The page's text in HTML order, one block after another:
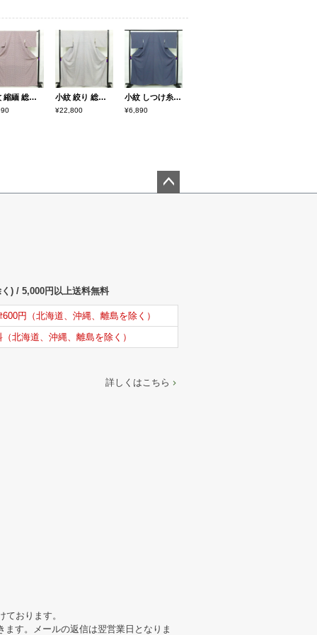
小紋 縮緬 総柄 正絹 花柄 袷仕立て 身丈167.5cm 裄丈62.5cm リサイクル着物 着物 モダン 紫・藤色 小紋 絞り 総絞り 正絹 古典柄 袷仕立て 身丈165cm 裄丈67.5cm リサイクル着物 着物 青・紺
¥22,800
小紋 しつけ糸付き 縮緬 総柄 正絹 古典柄 袷仕立て 身丈160cm 裄丈69.5cm 着物 青・紺
¥6,890
) / 5,000円以上送料無料
円（北海道、沖縄、離島を除く）
北海道、沖縄、離島を除く）
詳しくはこちら
ております。
す。メールの返信は翌営業日となりま